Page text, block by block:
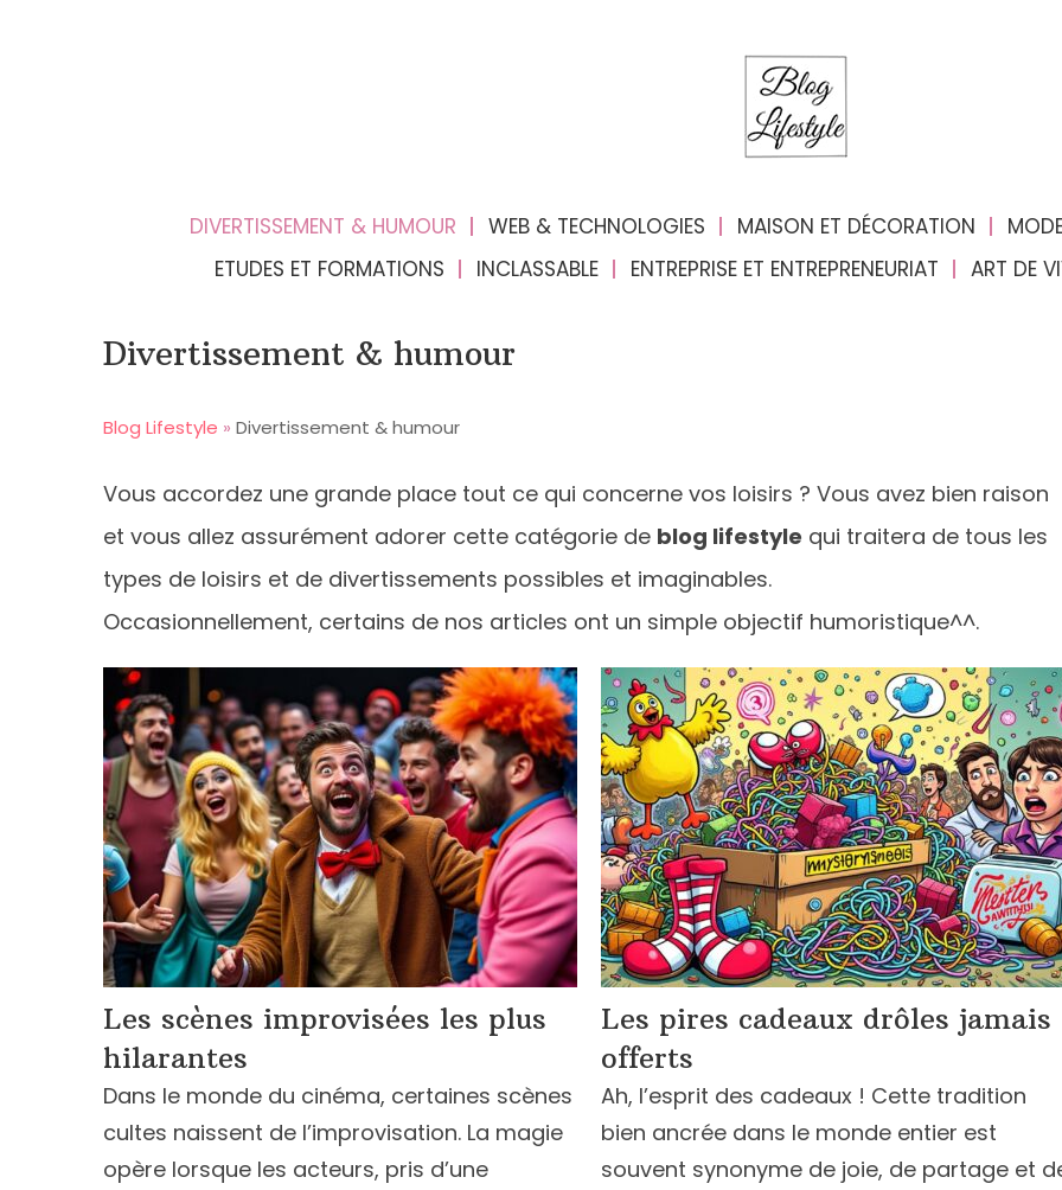
DIVERTISSEMENT & HUMOUR WEB & TECHNOLOGIES MAISON ET DÉCORATION
ETUDES ET FORMATIONS
INCLASSABLE ENTREPRISE ET ENTREPRENEURIAT ART DE
Divertissement & humour
Blog Lifestyle » Divertissement & humour
Vous accordez une grande place tout ce qui concerne vos loisirs ? Vous avez bien raison
et vous allez assurément adorer cette catégorie de blog lifestyle qui traitera de tous les
types de loisirs et de divertissements possibles et imaginables.
Occasionnellement, certains de nos articles ont un simple objectif humoristique^^.
Les scènes improvisées les plus
hilarantes
Dans le monde du cinéma, certaines scènes
cultes naissent de l’improvisation. La magie
opère lorsque les acteurs, pris d’une
Les pires cadeaux drôles jamais
offerts
Ah, l’esprit des cadeaux ! Cette tradition
bien ancrée dans le monde entier est
souvent synonyme de joie, de partage et